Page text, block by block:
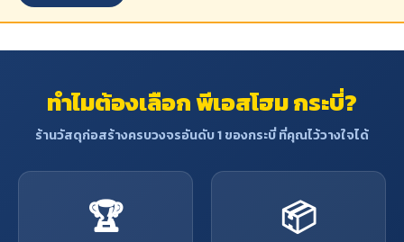
ทำไมต้องเลือก พีเอสโฮม กระบี่?
ร้านวัสดุก่อสร้างครบวงจรอันดับ 1 ของกระบี่ ที่คุณไว้วางใจได้
🏆 📦